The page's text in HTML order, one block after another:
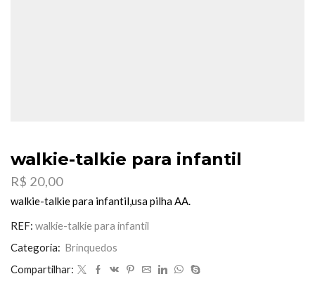
walkie-talkie para infantil
R$ 20,00
walkie-talkie para infantil,usa pilha AA.
REF: walkie-talkie para infantil
Categoria: Brinquedos
Compartilhar: